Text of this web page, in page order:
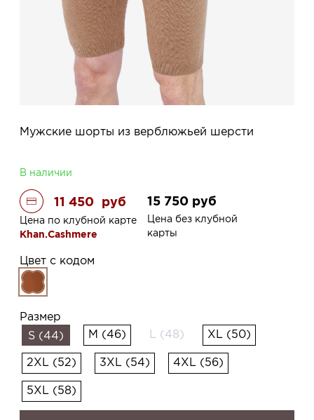
Мужские шорты из верблюжьей шерсти
В наличии
11 450 руб
Цена по клубной карте
Khan.Cashmere
15 750 руб
Цена без клубной
карты
Цвет с кодом
Размер
S (44)
M (46) L (48) XL (50)
2XL (52) 3XL (54) 4XL (56)
5XL (58)